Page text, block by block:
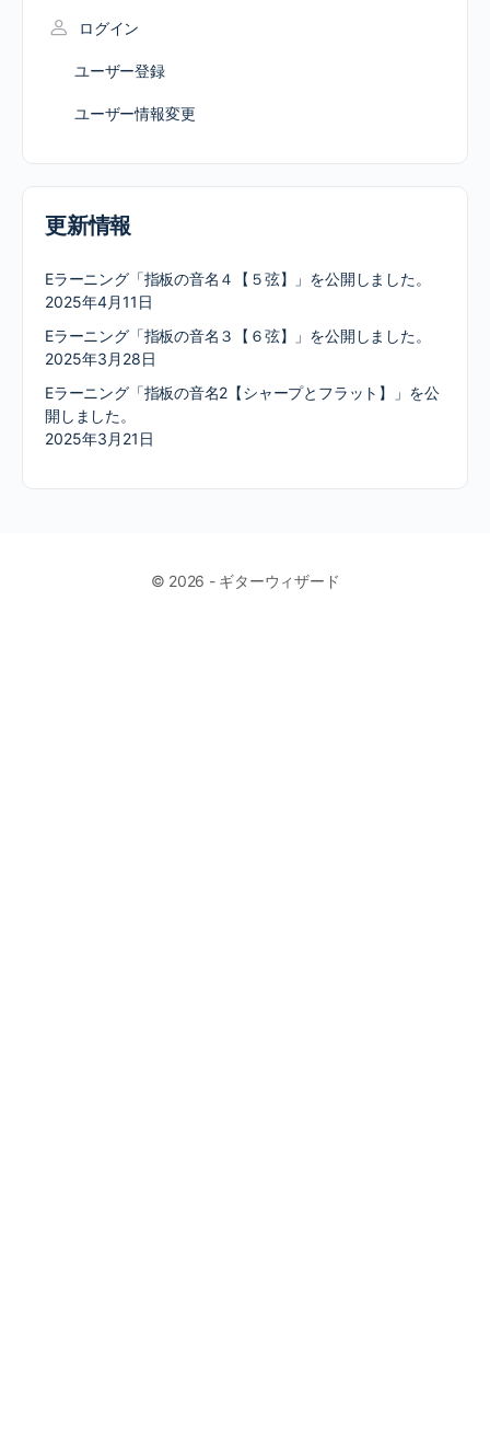
ログイン
ユーザー登録
ユーザー情報変更
更新情報
Eラーニング「指板の音名４【５弦】」を公開しました。
2025年4月11日
Eラーニング「指板の音名３【６弦】」を公開しました。
2025年3月28日
Eラーニング「指板の音名2【シャープとフラット】」を公
開しました。
2025年3月21日
© 2026 - ギターウィザード